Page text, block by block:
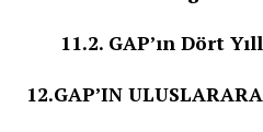
11.2. GAP’ın Dört
12.GAP’IN